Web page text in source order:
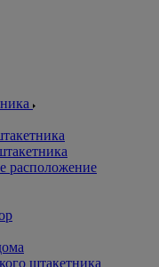
расположение
штакетника